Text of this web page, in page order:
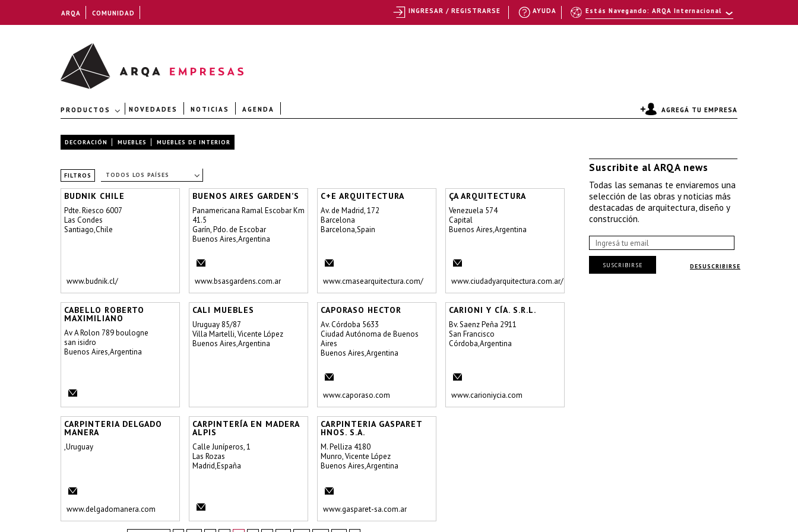
PRODUCTOS NOVEDADES NOTICIAS AGENDA AGREGÁ TU EMPRESA
DECORACIÓN MUEBLES MUEBLES DE INTERIOR
FILTROS TODOS LOS PAÍSES
BUDNIK CHILE
Pdte. Riesco 6007
Las Condes
Santiago,Chile
www.budnik.cl/
BUENOS AIRES GARDEN’S
Panamericana Ramal Escobar Km
41.5
Garín, Pdo. de Escobar
Buenos Aires,Argentina
www.bsasgardens.com.ar
C+E ARQUITECTURA
Av. de Madrid, 172
Barcelona
Barcelona,Spain
www.cmasearquitectura.com/
ÇA ARQUITECTURA
Venezuela 574
Capital
Buenos Aires,Argentina
www.ciudadyarquitectura.com.ar/
CABELLO ROBERTO
MAXIMILIANO
Av A Rolon 789 boulogne
san isidro
Buenos Aires,Argentina
CALI MUEBLES
Uruguay 85/87
Villa Martelli, Vicente López
Buenos Aires,Argentina
CAPORASO HECTOR
Av. Córdoba 5633
Ciudad Autónoma de Buenos
Aires
Buenos Aires,Argentina
www.caporaso.com
CARIONI Y CÍA. S.R.L.
Bv. Saenz Peña 2911
San Francisco
Córdoba,Argentina
www.carioniycia.com
CARPINTERIA DELGADO
MANERA
,Uruguay
www.delgadomanera.com
CARPINTERÍA EN MADERA
ALPIS
Calle Juníperos, 1
Las Rozas
Madrid,España
CARPINTERIA GASPARET
HNOS. S.A.
M. Pelliza 4180
Munro, Vicente López
Buenos Aires,Argentina
www.gasparet-sa.com.ar
Suscribite al ARQA news
Todas las semanas te enviaremos una
selección de las obras y noticias más
destacadas de arquitectura, diseño y
construcción.
DESUSCRIBIRSE
SUSCRIBIRSE
ARQA COMUNIDAD Estás Navegando: ARQA Internacional
AYUDA
INGRESAR / REGISTRARSE